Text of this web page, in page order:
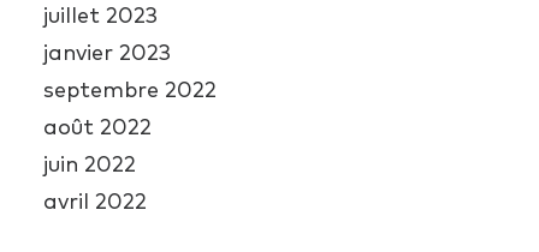
juillet 2023
janvier 2023
septembre 2022
août 2022
juin 2022
avril 2022